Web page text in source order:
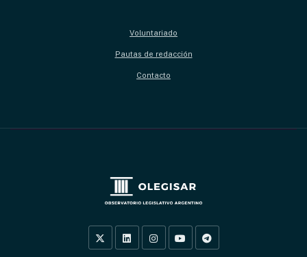
Voluntariado
Pautas de redacción
Contacto